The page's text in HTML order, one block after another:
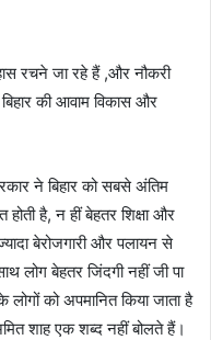
रचने जा रहे हैं ,और नौकरी
की आवाम विकास और
ने बिहार को सबसे अंतिम
होती है, न हीं बेहतर शिक्षा और
बेरोजगारी और पलायन से
लोग बेहतर जिंदगी नहीं जी पा
को अपमानित किया जाता है
शाह एक शब्द नहीं बोलते हैं।